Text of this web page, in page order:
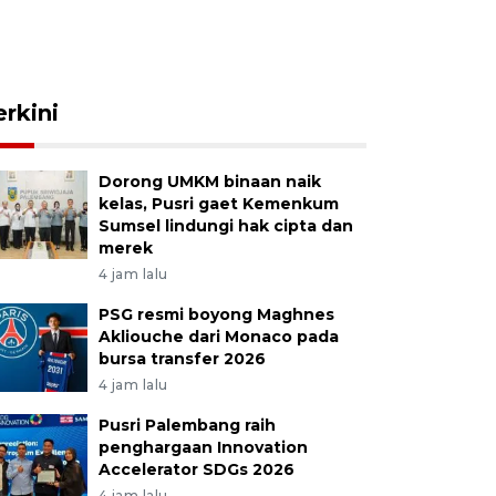
Dorong UMKM binaan naik
kelas, Pusri gaet Kemenkum
Sumsel lindungi hak cipta dan
merek
4 jam lalu
PSG resmi boyong Maghnes
Akliouche dari Monaco pada
bursa transfer 2026
4 jam lalu
Pusri Palembang raih
penghargaan Innovation
Accelerator SDGs 2026